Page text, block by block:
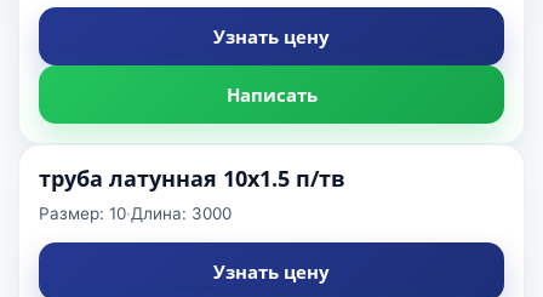
Узнать цену
Написать
труба латунная 10x1.5 п/тв
Размер: 10·Длина: 3000
Узнать цену